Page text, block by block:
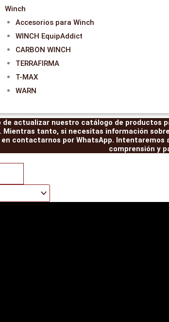
Winch
Accesorios para Winch
WINCH EquipAddict
CARBON WINCH
TERRAFIRMA
T-MAX
WARN
de actualizar nuestro catálogo de
tanto, si necesitas información
contactarnos por WhatsApp.
comprensión y